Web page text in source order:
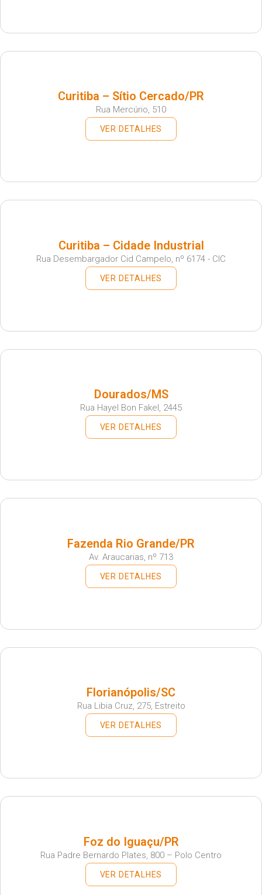
Curitiba – Sítio Cercado/PR
Rua Mercúrio, 510
VER DETALHES
Curitiba – Cidade Industrial
Rua Desembargador Cid Campelo, nº 6174 - CIC
VER DETALHES
Dourados/MS
Rua Hayel Bon Fakel, 2445
VER DETALHES
Fazenda Rio Grande/PR
Av. Araucarias, nº 713
VER DETALHES
Florianópolis/SC
Rua Libia Cruz, 275, Estreito
VER DETALHES
Foz do Iguaçu/PR
Rua Padre Bernardo Plates, 800 – Polo Centro
VER DETALHES